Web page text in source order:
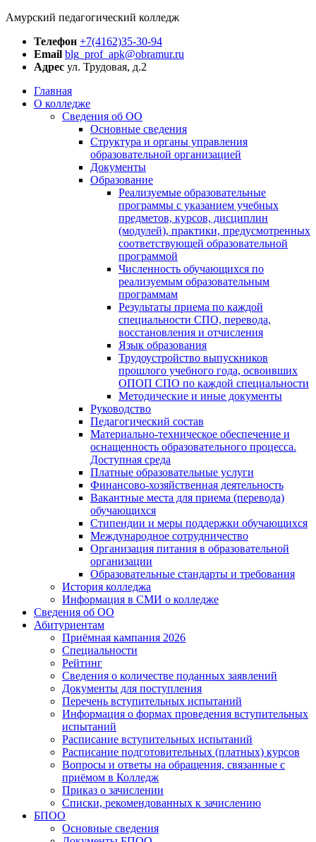
Амурский педагогический колледж
Телефон +7(4162)35-30-94
Email blg_prof_apk@obramur.ru
Адрес ул. Трудовая, д.2
Главная
О колледже
Сведения об ОО
Основные сведения
Структура и органы управления
образовательной организацией
Документы
Образование
Реализуемые образовательные
программы с указанием учебных
предметов, курсов, дисциплин
(модулей), практики, предусмотренных
соответствующей образовательной
программой
Численность обучающихся по
реализуемым образовательным
программам
Результаты приема по каждой
специальности СПО, перевода,
восстановления и отчисления
Язык образования
Трудоустройство выпускников
прошлого учебного года, освоивших
ОПОП СПО по каждой специальности
Методические и иные документы
Руководство
Педагогический состав
Материально-техническое обеспечение и
оснащенность образовательного процесса.
Доступная среда
Платные образовательные услуги
Финансово-хозяйственная деятельность
Вакантные места для приема (перевода)
обучающихся
Стипендии и меры поддержки обучающихся
Международное сотрудничество
Организация питания в образовательной
организации
Образовательные стандарты и требования
История колледжа
Информация в СМИ о колледже
Сведения об ОО
Абитуриентам
Приёмная кампания 2026
Специальности
Рейтинг
Сведения о количестве поданных заявлений
Документы для поступления
Перечень вступительных испытаний
Информация о формах проведения вступительных
испытаний
Расписание вступительных испытаний
Расписание подготовительных (платных) курсов
Вопросы и ответы на обращения, связанные с
приёмом в Колледж
Приказ о зачислении
Списки, рекомендованных к зачислению
БПОО
Основные сведения